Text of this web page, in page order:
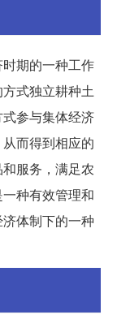
期的一种工作
式独立耕种土
参与集体经济
而得到相应的
服务，满足农
种有效管理和
体制下的一种